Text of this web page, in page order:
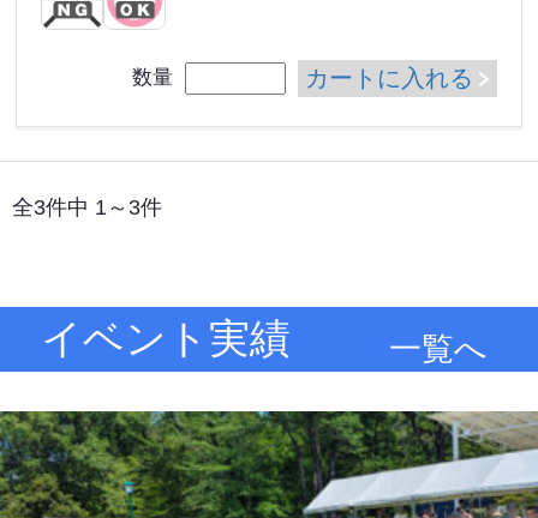
数量 カートに入れる
全3件中 1～3件
イベント実績 一覧へ